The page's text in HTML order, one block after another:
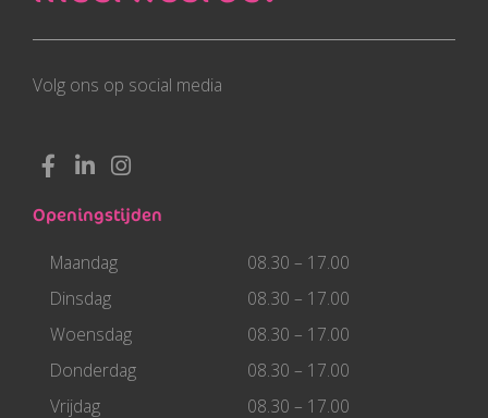
Openingstijden
Maandag
08.30 – 17.00
Dinsdag
08.30 – 17.00
Woensdag
08.30 – 17.00
Donderdag
08.30 – 17.00
Vrijdag
08.30 – 17.00
Volg ons op social media
F
a
c
e
b
o
o
k
-
f
L
i
n
k
e
d
i
-
i
I
n
s
t
m